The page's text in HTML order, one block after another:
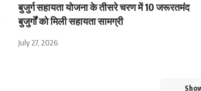
बुजुर्ग सहायता योजना के तीसरे चरण में 10 जरूरतमंद
बुजुर्गों को मिली सहायता सामग्री
July 27, 2026